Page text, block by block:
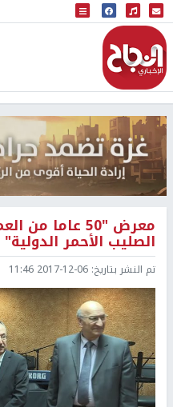
البث المباشر
إذاعة النجاح
معرض "50 عاما
الصليب الأحمر الدولية"
تم النشر بتاريخ: 2017-12-06 11:46